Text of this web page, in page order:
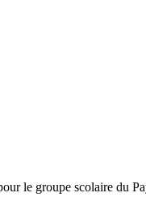
le groupe scolaire du